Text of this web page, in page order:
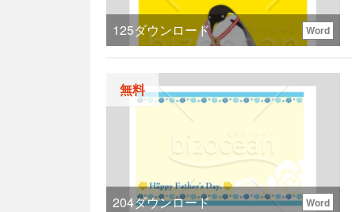
125ダウンロード Word
無料
204ダウンロード Word